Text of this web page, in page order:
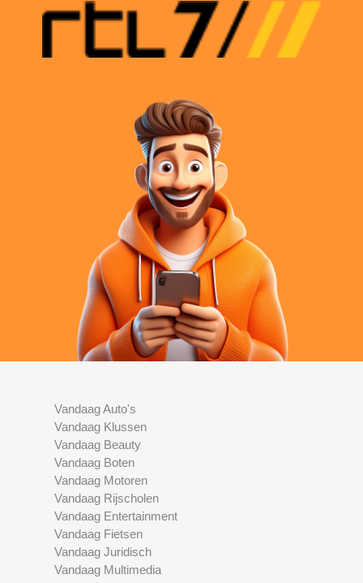
Vandaag Auto's
Vandaag Klussen
Vandaag Beauty
Vandaag Boten
Vandaag Motoren
Vandaag Rijscholen
Vandaag Entertainment
Vandaag Fietsen
Vandaag Juridisch
Vandaag Multimedia